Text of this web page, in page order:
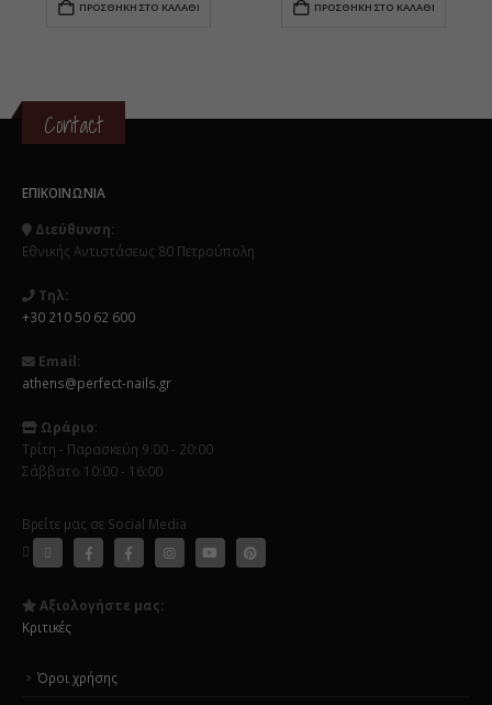
ΠΡΟΣΘΉΚΗ ΣΤΟ ΚΑΛΆΘΙ ΠΡΟΣΘΉΚΗ ΣΤΟ ΚΑΛΆΘΙ
Contact
ΕΠΙΚΟΙΝΩΝΊΑ
Διεύθυνση:
Εθνικής Αντιστάσεως 80 Πετρούπολη
Τηλ:
+30 210 50 62 600
Email:
athens@perfect-nails.gr
Ωράριο:
Τρίτη - Παρασκεύη 9:00 - 20:00
Σάββατο 10:00 - 16:00
Βρείτε μας σε Social Media
Αξιολογήστε μας:
Κριτικές
Όροι χρήσης